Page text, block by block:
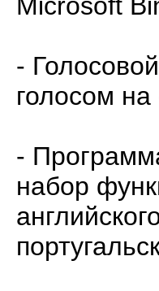
Microsoft
-
голосом
-
набор